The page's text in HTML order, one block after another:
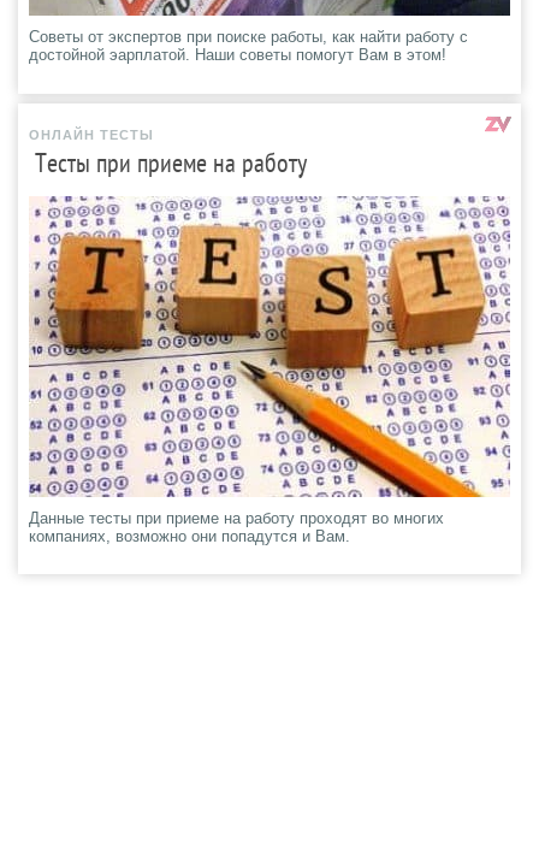
Советы от экспертов при поиске работы, как найти работу с
достойной эарплатой. Наши советы помогут Вам в этом!
ОНЛАЙН ТЕСТЫ
Тесты при приеме на работу
Данные тесты при приеме на работу проходят во многих
компаниях, возможно они попадутся и Вам.